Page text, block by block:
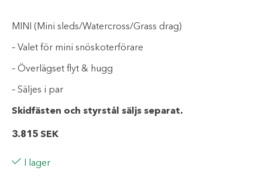
MINI (Mini sleds/Watercross/Grass drag)
– Valet för mini snöskoterförare
– Överlägset flyt & hugg
– Säljes i par
Skidfästen och styrstål säljs separat.
3.815 SEK
I lager